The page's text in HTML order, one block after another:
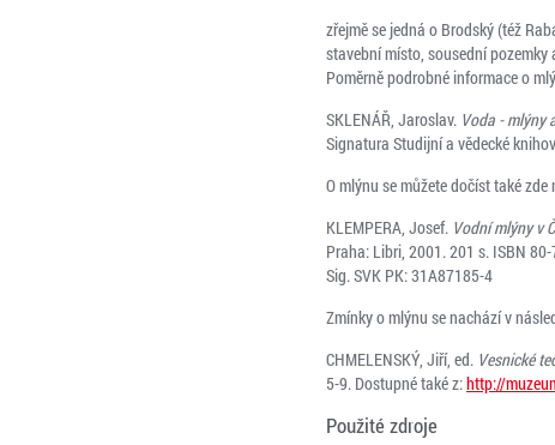
zřejmě se jedná o Brodský (též
stavební místo, sousední
Poměrně podrobné informace o
SKLENÁŘ, Jaroslav. Voda - mlýny
Signatura Studijní a vědecké
O mlýnu se můžete dočíst také zde
KLEMPERA, Josef. Vodní mlýny v
Praha: Libri, 2001. 201 s. ISBN
Sig. SVK PK: 31A87185-4
Zmínky o mlýnu se nachází v
CHMELENSKÝ, Jiří, ed. Vesnické
5-9. Dostupné také z:http://
Použité zdroje